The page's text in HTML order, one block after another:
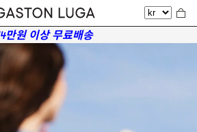
만원 이상 무료배송